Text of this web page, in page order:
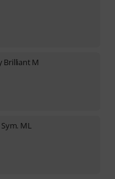
Brilliant M
ML